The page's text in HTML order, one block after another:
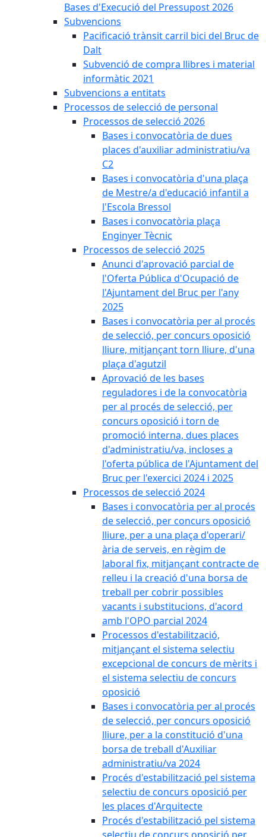
Bases d'Execució del Pressupost 2026
Subvencions
Pacificació trànsit carril bici del Bruc de
Dalt
Subvenció de compra llibres i material
informàtic 2021
Subvencions a entitats
Processos de selecció de personal
Processos de selecció 2026
Bases i convocatòria de dues
places d'auxiliar administratiu/va
C2
Bases i convocatòria d'una plaça
de Mestre/a d'educació infantil a
l'Escola Bressol
Bases i convocatòria plaça
Enginyer Tècnic
Processos de selecció 2025
Anunci d'aprovació parcial de
l'Oferta Pública d'Ocupació de
l'Ajuntament del Bruc per l'any
2025
Bases i convocatòria per al procés
de selecció, per concurs oposició
lliure, mitjançant torn lliure, d'una
plaça d'agutzil
Aprovació de les bases
reguladores i de la convocatòria
per al procés de selecció, per
concurs oposició i torn de
promoció interna, dues places
d'administratiu/va, incloses a
l'oferta pública de l'Ajuntament del
Bruc per l'exercici 2024 i 2025
Processos de selecció 2024
Bases i convocatòria per al procés
de selecció, per concurs oposició
lliure, per a una plaça d'operari/
ària de serveis, en règim de
laboral fix, mitjançant contracte de
relleu i la creació d'una borsa de
treball per cobrir possibles
vacants i substitucions, d'acord
amb l'OPO parcial 2024
Processos d'estabilització,
mitjançant el sistema selectiu
excepcional de concurs de mèrits i
el sistema selectiu de concurs
oposició
Bases i convocatòria per al procés
de selecció, per concurs oposició
lliure, per a la constitució d'una
borsa de treball d'Auxiliar
administratiu/va 2024
Procés d'estabilització pel sistema
selectiu de concurs oposició per
les places d'Arquitecte
Procés d'estabilització pel sistema